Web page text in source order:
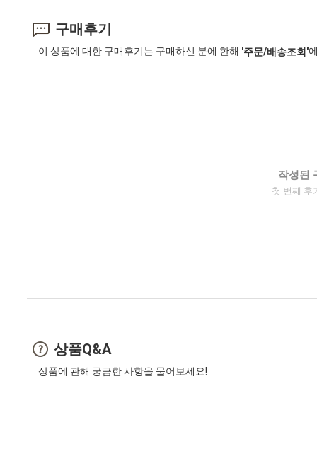
구매후기
이 상품에 대한 구매후기는 구매하신 분에 한해 '주문/배송조회'
작성된
첫 번째 후
상품Q&A
상품에 관해 궁금한 사항을 물어보세요!